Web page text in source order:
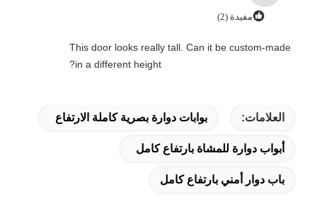
مفيدة (2)
This door looks really tall. Can it be custom-made
in a different height?
العلامات: بوابات دوارة بصرية كاملة الارتفاع
أبواب دوارة للمشاة بارتفاع كامل
باب دوار أمني بارتفاع كامل